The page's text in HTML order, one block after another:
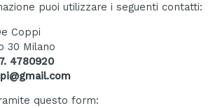
puoi utilizzare i seguenti contatti:
Coppi
30 Milano
4780920
questo form: